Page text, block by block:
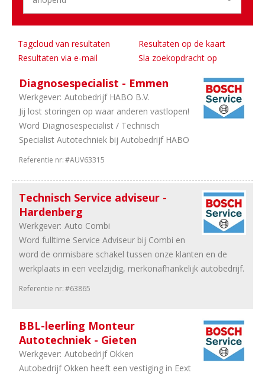
Overig
Aantal
32
uur
38
uur
overleg
uur
Tagcloud van resultaten
Resultaten op de kaart
Resultaten via e-mail
Sla zoekopdracht op
Diagnosespecialist - Emmen
Werkgever: Autobedrijf HABO B.V.
Jij lost storingen op waar anderen vastlopen!
Word Diagnosespecialist / Technisch
Specialist Autotechniek bij Autobedrijf HABO
Referentie nr:#AUV63315
Technisch Service adviseur -
Hardenberg
Werkgever: Auto Combi
Word fulltime Service Adviseur bij Combi en
word de onmisbare schakel tussen onze klanten en de
werkplaats in een veelzijdig, merkonafhankelijk autobedrijf.
Referentie nr:#63865
BBL-leerling Monteur
Autotechniek - Gieten
Werkgever: Autobedrijf Okken
Autobedrijf Okken heeft een vestiging in Eext